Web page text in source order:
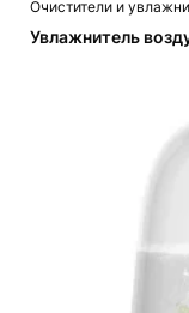
Очистители и
Увлажнитель